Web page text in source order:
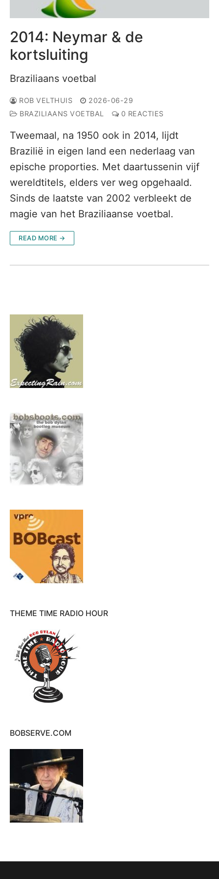
2014: Neymar & de
kortsluiting
Braziliaans voetbal
ROB VELTHUIS
2026-06-29
BRAZILIAANS VOETBAL
0 REACTIES
Tweemaal, na 1950 ook in 2014, lijdt
Brazilië in eigen land een nederlaag van
epische proporties. Met daartussenin vijf
wereldtitels, elders ver weg opgehaald.
Sinds de laatste van 2002 verbleekt de
magie van het Braziliaanse voetbal.
READ MORE →
THEME TIME RADIO HOUR
BOBSERVE.COM